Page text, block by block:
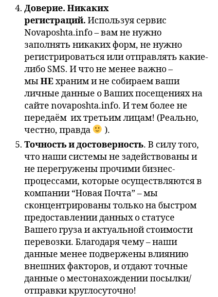
Доверие. Никаких
регистраций. Используя сервис
Novaposhta.info – вам не нужно
заполнять никаких форм, не нужно
регистрироваться или отправлять какие-
либо SMS. И что не менее важно –
мыНЕхраним и не собираем ваши
личные данные о Ваших посещениях на
сайте novaposhta.info. И тем более не
передаём их третьим лицам! (Реально,
честно, правда
).
Точность и достоверность. В силу того,
что наши системы не задействованы и
не перегружены прочими бизнес-
процессами, которые осуществляются в
компании “Новая Почта” – мы
сконцентрированы только на быстром
предоставлении данных о статусе
Вашего груза и актуальной стоимости
перевозки. Благодаря чему – наши
данные менее подвержены влиянию
внешних факторов, и отдают точные
данные о местонахождении посылки/
отправки круглосуточно!